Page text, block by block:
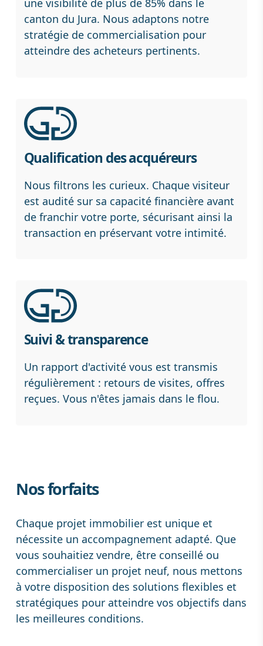
une visibilité de plus de 85% dans le
canton du Jura. Nous adaptons notre
stratégie de commercialisation pour
atteindre des acheteurs pertinents.
Qualification des acquéreurs
Nous filtrons les curieux. Chaque visiteur
est audité sur sa capacité financière avant
de franchir votre porte, sécurisant ainsi la
transaction en préservant votre intimité.
Suivi & transparence
Un rapport d'activité vous est transmis
régulièrement : retours de visites, offres
reçues. Vous n'êtes jamais dans le flou.
Nos forfaits
Chaque projet immobilier est unique et
nécessite un accompagnement adapté. Que
vous souhaitiez vendre, être conseillé ou
commercialiser un projet neuf, nous mettons
à votre disposition des solutions flexibles et
stratégiques pour atteindre vos objectifs dans
les meilleures conditions.